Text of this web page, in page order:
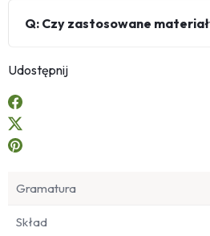
Q: Czy zastosowane
Udostępnij
Gramatura
Skład